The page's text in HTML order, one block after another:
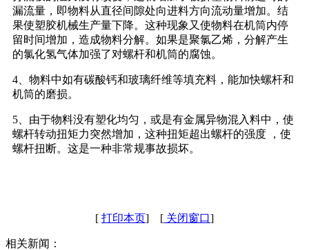
漏流量，即物料从直径间隙处向进料方向流动量增加。结
果使塑胶机械生产量下降。这种现象又使物料在机筒内停
留时间增加，造成物料分解。如果是聚氯乙烯，分解产生
的氯化氢气体加强了对螺杆和机筒的腐蚀。
4、物料中如有碳酸钙和玻璃纤维等填充料，能加快螺杆和
机筒的磨损。
5、由于物料没有塑化均匀，或是有金属异物混入料中，使
螺杆转动扭矩力突然增加，这种扭矩超出螺杆的强度 ，使
螺杆扭断。这是一种非常规事故损坏。
[ 打印本页] [ 关闭窗口]
相关新闻：